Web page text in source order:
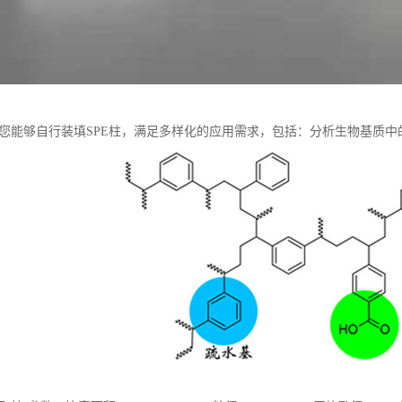
能够自行装填SPE柱，满足多样化的应用需求，包括：分析生物基质